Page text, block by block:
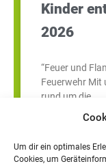
Um dir ein optimales
Cookies, um
Kinder
2026
“Feuer und
Feuerwehr Mit
rund um die